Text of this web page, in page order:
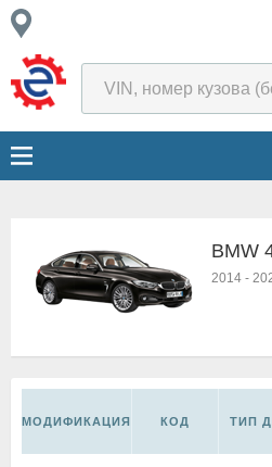
BMW
2014 -
МОДИФИКАЦИЯ КОД ТИП